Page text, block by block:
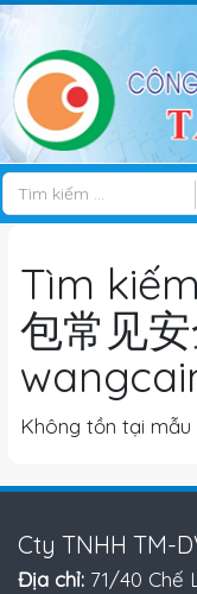
Tìm
包常见
Không tồn tại mẫu
Cty TNHH TM-
Địa chỉ: 71/40 Chế